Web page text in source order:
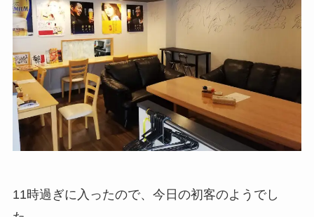
11時過ぎに入ったので、今日の初客のようでし